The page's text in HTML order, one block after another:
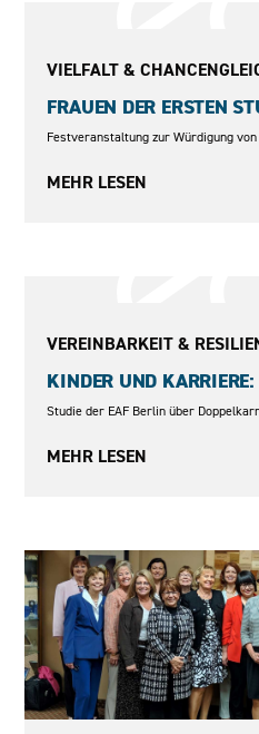
VIELFALT &
FRAUEN DER ERSTEN
Festveranstaltung zur Würdigung
MEHR LESEN
VEREINBARKEIT &
KINDER UND
Studie der EAF Berlin über
MEHR LESEN